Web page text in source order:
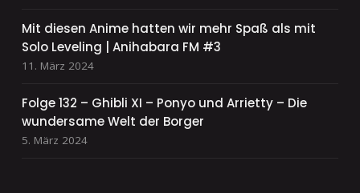
Mit diesen Anime hatten wir mehr Spaß als mit
Solo Leveling | Anihabara FM #3
11. März 2024
Folge 132 – Ghibli XI – Ponyo und Arrietty – Die
wundersame Welt der Borger
5. März 2024